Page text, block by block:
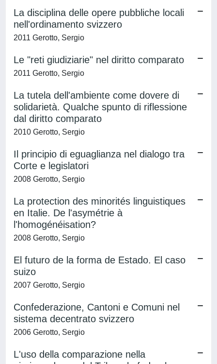
La disciplina delle opere pubbliche locali
nell'ordinamento svizzero
2011 Gerotto, Sergio
Le "reti giudiziarie" nel diritto comparato
2011 Gerotto, Sergio
La tutela dell'ambiente come dovere di
solidarietà. Qualche spunto di riflessione
dal diritto comparato
2010 Gerotto, Sergio
Il principio di eguaglianza nel dialogo tra
Corte e legislatori
2008 Gerotto, Sergio
La protection des minorités linguistiques
en Italie. De l'asymétrie à
l'homogénéisation?
2008 Gerotto, Sergio
El futuro de la forma de Estado. El caso
suizo
2007 Gerotto, Sergio
Confederazione, Cantoni e Comuni nel
sistema decentrato svizzero
2006 Gerotto, Sergio
L'uso della comparazione nella